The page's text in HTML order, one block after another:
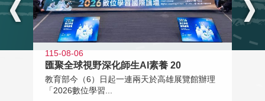
115-08-06
匯聚全球視野深化師生AI素養 20
教育部今（6）日起一連兩天於高雄展覽館辦理
「2026數位學習...